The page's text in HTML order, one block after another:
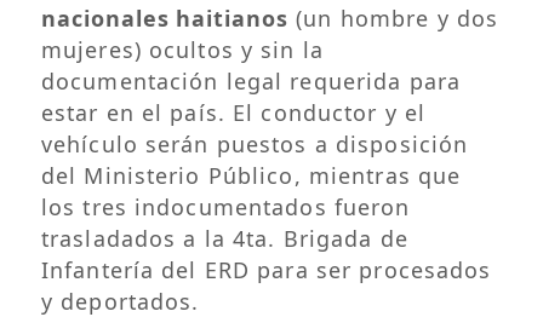
nacionales haitianos (un hombre y dos
mujeres) ocultos y sin la
documentación legal requerida para
estar en el país. El conductor y el
vehículo serán puestos a disposición
del Ministerio Público, mientras que
los tres indocumentados fueron
trasladados a la 4ta. Brigada de
Infantería del ERD para ser procesados
y deportados.